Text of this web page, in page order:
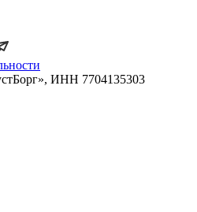
ИНН 7704135303